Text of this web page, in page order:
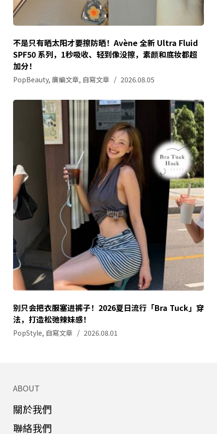
不是只有晒太阳才要擦防晒！Avène 全新 Ultra Fluid
SPF50 系列，1秒吸收、轻到像没擦，素颜和底妆都超
加分！
PopBeauty, 廣編文章, 自寫文章 2026.08.05
别只会把衣服塞进裤子！2026夏日流行「Bra Tuck」穿
法，打造松弛辣妹感！
PopStyle, 自寫文章 2026.08.01
ABOUT
關於我們
聯絡我們